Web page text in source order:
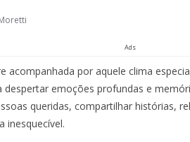
Ads
acompanhada por aquele clima
despertar emoções profundas e
queridas, compartilhar histórias,
inesquecível.